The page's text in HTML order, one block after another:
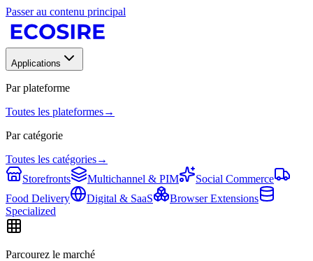
Passer au contenu principal
Applications
Par plateforme
Toutes les plateformes→
Par catégorie
Toutes les catégories→
Storefronts
Multichannel & PIM
Social Commerce
Food Delivery
Digital & SaaS
Browser Extensions
Specialized
Parcourez le marché